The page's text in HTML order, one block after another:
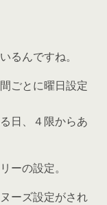
るんですね。
ごとに曜日設定
日、４限からあ
ーの設定。
ーズ設定がされ